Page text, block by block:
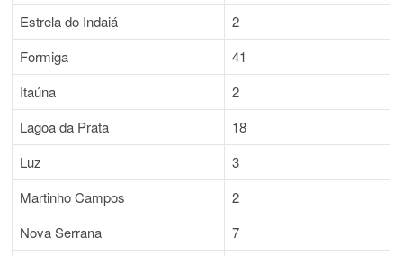
Estrela do Indaiá
2
Formiga
41
Itaúna
2
Lagoa da Prata
18
Luz
3
Martinho Campos
2
Nova Serrana
7